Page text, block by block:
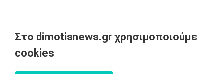
Στο dimotisnews.gr χρησιμοποιούμε
cookies
AΡΧΙΚΗ
ΕΙΔΗΣΕΙΣ